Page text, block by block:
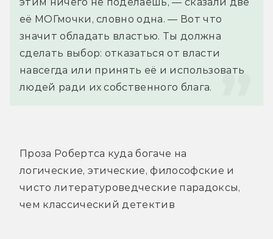
её МОГмочки, словно одна. — Вот что
значит обладать властью. Ты должна
сделать выбор: отказаться от власти
навсегда или принять её и использовать
людей ради их собственного блага.
Проза Робертса куда богаче на
логические, этические, философские и
чисто литературоведческие парадоксы,
чем классический детектив